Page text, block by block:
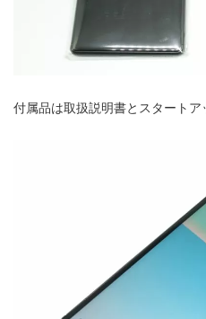
付属品は取扱説明書とスタートア